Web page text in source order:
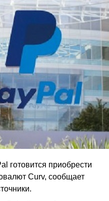
готовится приобрести
Curv, сообщает